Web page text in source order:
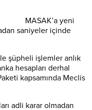
MASAK’a yeni
saniyeler içinde
şüpheli işlemler anlık
hesapları derhal
kapsamında Meclis